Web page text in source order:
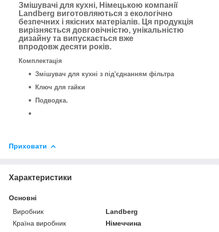
Змішувачі для кухні, Німецькою компанії
Landberg виготовляються з екологічно
безпечних і якісних матеріалів. Ця продукція
вирізняється довговічністю, унікальністю
дизайну та випускається вже
впродовж десяти років.
Комплектація
Змішувач для кухні з під'єднанням фільтра
Ключ для гайки
Подводка.
Приховати
Характеристики
Основні
Виробник
Landberg
Країна виробник
Німеччина